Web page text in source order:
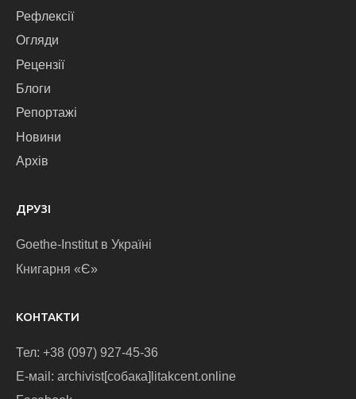
Рефлексії
Огляди
Рецензії
Блоги
Репортажі
Новини
Архів
ДРУЗІ
Goethe-Institut в Україні
Книгарня «Є»
КОНТАКТИ
Тел: +38 (097) 927-45-36
E-маіl: archivist[собака]litakcent.online